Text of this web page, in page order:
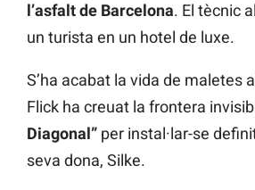
l’asfalt de Barcelona. El tècnic
un turista en un hotel de luxe.
S’ha acabat la vida de maletes
Flick ha creuat la frontera
Diagonal” per instal·lar-se
seva dona, Silke.